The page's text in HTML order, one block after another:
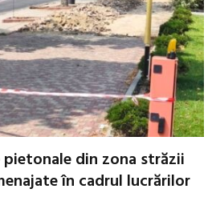
din zona străzii
în cadrul lucrărilor